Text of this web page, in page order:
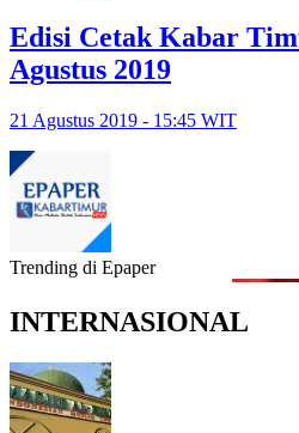
Edisi Cetak Kabar
Agustus 2019
21 Agustus 2019 - 15:45 WIT
Trending di Epaper
INTERNASIONAL